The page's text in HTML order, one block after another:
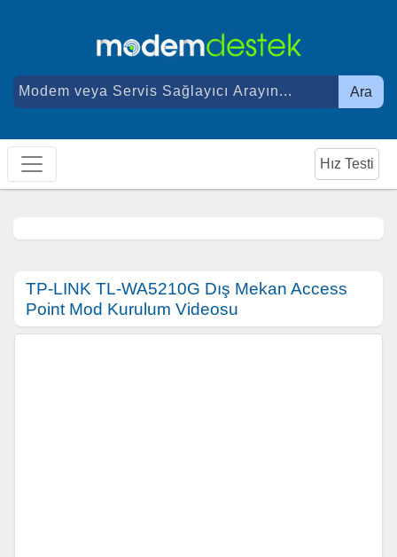
Ara
Hız Testi
TP-LINK TL-WA5210G Dış Mekan Access
Point Mod Kurulum Videosu